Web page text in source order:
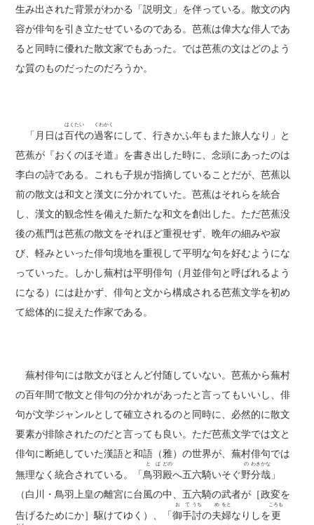
生み出された背景がわかる「説明文」を伴っている。散文の内
容が俳句を引き立たせているのである。芭蕉は偉大な俳人であ
ると同時に優れた散文家でもあった。では芭蕉の文はどのよう
な質のものだったのだろうか。
「月日は百代
はくたい
の過客
くわかく
にして、行きかふ年もまた旅人なり」と
芭蕉が『おくのほそ道』を書き出した時に、念頭にあったのは
李白の詩である。これも子規が指摘していることだが、芭蕉以
前の散文は和文と漢文に分かれていた。芭蕉はそれらを統合
し、漢文的観念性を備えた新たな和文を創出した。ただ芭蕉没
後の蕉門は芭蕉の散文をそれほど重視せず、晩年の細みや寂
び、軽みといった俳句境地を重視して平明な句を好むようにな
っていった。しかし蕪村は平明俳句（月並俳句と呼ばれるよう
になる）には赴かず、俳句と文から構成される芭蕉文学を初め
て総体的に捉えた作家である。
蕪村俳句には散文がほとんど付随していない。芭蕉から蕪村
の百年間で散文と俳句の分かれがあったと言ってもいいし、俳
句が文学ジャンルとして確立されるのと同時に、必然的に散文
要素が排除されたのだと言っても良い。ただ芭蕉文学では文と
俳句に断絶していた漢語と和語（雅）の世界が、蕪村俳句では
無理なく統合されている。「鳥
と
羽
ば
殿
どの
へ五六騎いそぐ野
の
分
わき
哉
かな
」
（白川・鳥羽上皇の離宮に台風の中、五六騎の武者が［政変を
告げるためにか］駆けてゆく）、「御
お
手
て
討
うち
の夫
め
婦
をと
なりしを更
ころも